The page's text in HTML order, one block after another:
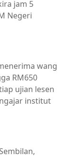
jam 5
Negeri
wang
RM650
ujian lesen
institut